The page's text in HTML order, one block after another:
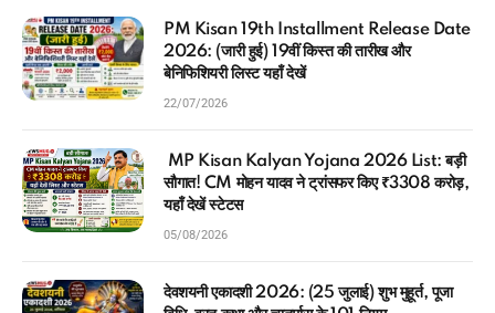
PM Kisan 19th Installment Release Date
2026: (जारी हुई) 19वीं किस्त की तारीख और
बेनिफिशियरी लिस्ट यहाँ देखें
MP Kisan Kalyan Yojana 2026 List: बड़ी
सौगात! CM मोहन यादव ने ट्रांसफर किए ₹3308 करोड़,
यहाँ देखें स्टेटस
देवशयनी एकादशी 2026: (25 जुलाई) शुभ मुहूर्त, पूजा
विधि, व्रत कथा और चातुर्मास के 101 नियम